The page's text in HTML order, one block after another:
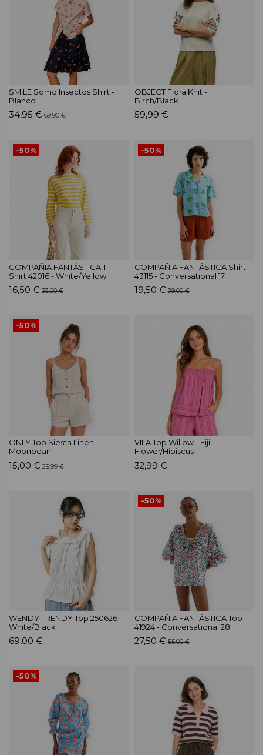
SMILE Somo Insectos Shirt -
Blanco
34,95 € 69,90 €
OBJECT Flora Knit -
Birch/Black
59,99 €
-50%
COMPAÑIA FANTÁSTICA T-
Shirt 42016 - White/Yellow
16,50 € 33,00 €
-50%
COMPAÑIA FANTÁSTICA Shirt
43115 - Conversational 17
19,50 € 39,00 €
-50%
ONLY Top Siesta Linen -
Moonbean
15,00 € 29,99 €
VILA Top Willow - Fiji
Flower/Hibiscus
32,99 €
WENDY TRENDY Top 250626 -
White/Black
69,00 €
-50%
COMPAÑIA FANTÁSTICA Top
41924 - Conversational 28
27,50 € 55,00 €
-50%